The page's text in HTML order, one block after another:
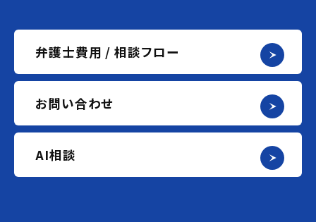
弁護士費用 / 相談フロー
お問い合わせ
AI相談